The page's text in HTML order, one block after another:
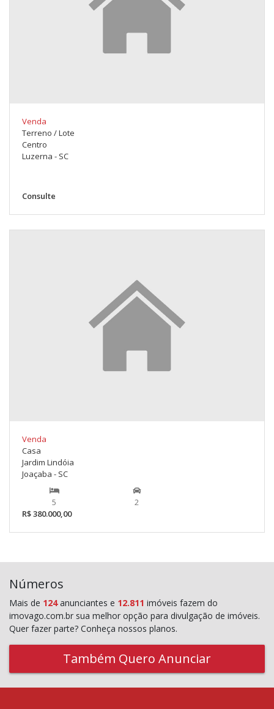
Venda
Terreno / Lote
Centro
Luzerna - SC
Consulte
Venda
Casa
Jardim Lindóia
Joaçaba - SC
5
2
R$ 380.000,00
Números
Mais de 124anunciantes e 12.811 imóveis fazem do
imovago.com.br sua melhor opção para divulgação de imóveis.
Quer fazer parte? Conheça nossos planos.
Também Quero Anunciar